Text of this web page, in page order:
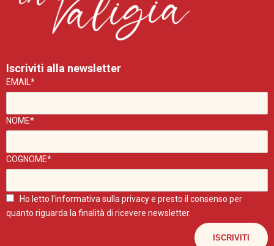
Iscriviti alla newsletter
EMAIL*
NOME*
COGNOME*
Ho letto l'informativa sulla privacye presto il consenso per
quanto riguarda la finalità di ricevere newsletter.